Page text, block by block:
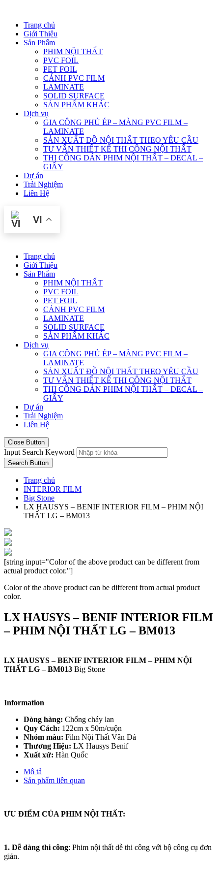
Trang chủ
Giới Thiệu
Sản Phẩm
PHIM NỘI THẤT
PVC FOIL
PET FOIL
CÁNH PVC FILM
LAMINATE
SOLID SURFACE
SẢN PHẨM KHÁC
Dịch vụ
GIA CÔNG PHỦ ÉP – MÀNG PVC FILM –
LAMINATE
SẢN XUẤT ĐỒ NỘI THẤT THEO YÊU CẦU
TƯ VẤN THIẾT KẾ THI CÔNG NỘI THẤT
THI CÔNG DÁN PHIM NỘI THẤT – DECAL –
GIẤY
Dự án
Trải Nghiệm
Liên Hệ
VI
Trang chủ
Giới Thiệu
Sản Phẩm
PHIM NỘI THẤT
PVC FOIL
PET FOIL
CÁNH PVC FILM
LAMINATE
SOLID SURFACE
SẢN PHẨM KHÁC
Dịch vụ
GIA CÔNG PHỦ ÉP – MÀNG PVC FILM –
LAMINATE
SẢN XUẤT ĐỒ NỘI THẤT THEO YÊU CẦU
TƯ VẤN THIẾT KẾ THI CÔNG NỘI THẤT
THI CÔNG DÁN PHIM NỘI THẤT – DECAL –
GIẤY
Dự án
Trải Nghiệm
Liên Hệ
Close Button
Input Search Keyword
Search Button
Trang chủ
INTERIOR FILM
Big Stone
LX HAUSYS – BENIF INTERIOR FILM – PHIM NỘI
THẤT LG – BM013
[string input="Color of the above product can be different from
actual product color."]
Color of the above product can be different from actual product
color.
LX HAUSYS – BENIF INTERIOR FILM
– PHIM NỘI THẤT LG – BM013
LX HAUSYS – BENIF INTERIOR FILM – PHIM NỘI
THẤT LG – BM013 Big Stone
Information
Dòng hàng: Chống cháy lan
Quy Cách: 122cm x 50m/cuộn
Nhóm màu: Film Nội Thất Vân Đá
Thương Hiệu: LX Hausys Benif
Xuất xứ: Hàn Quốc
Mô tả
Sản phẩm liên quan
ƯU ĐIỂM CỦA PHIM NỘI THẤT:
1. Dễ dàng thi công: Phim nội thất dễ thi công với bộ công cụ đơn
giản.